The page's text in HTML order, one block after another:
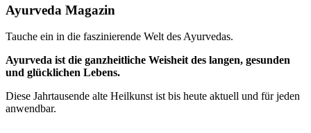
Ayurveda Magazin
Tauche ein in die faszinierende Welt des Ayurvedas.
Ayurveda ist die ganzheitliche Weisheit des langen, gesunden
und glücklichen Lebens.
Diese Jahrtausende alte Heilkunst ist bis heute aktuell und für jeden
anwendbar.